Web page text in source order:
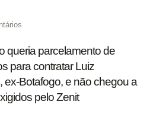
queria parcelamento de
para contratar Luiz
ex-Botafogo, e não chegou a
pelo Zenit